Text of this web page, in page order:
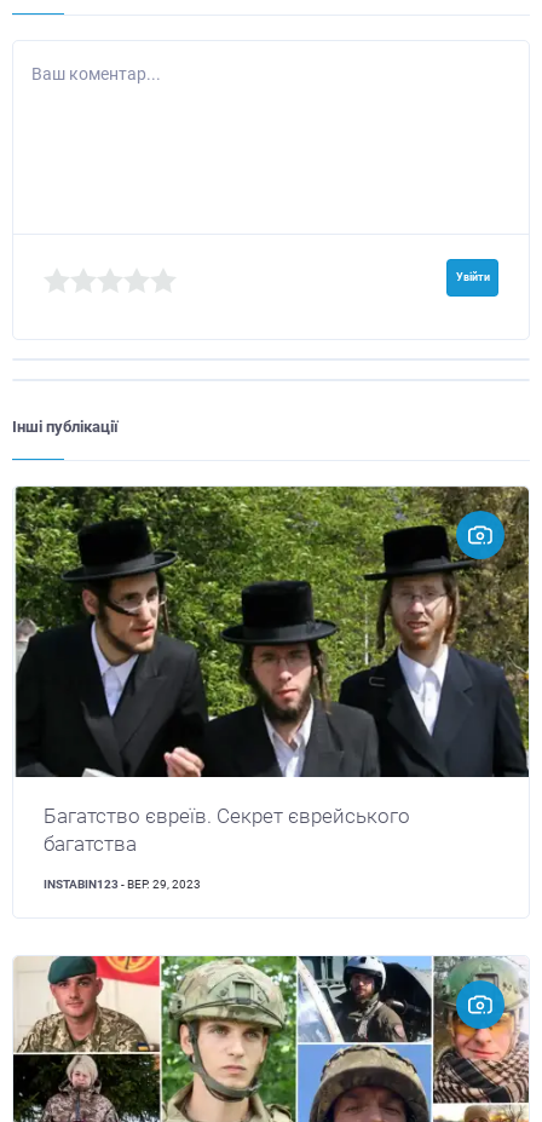
Ваш коментар...
Увійти
Інші публікації
Багатство євреїв. Секрет єврейського
багатства
INSTABIN123 - ВЕР. 29, 2023